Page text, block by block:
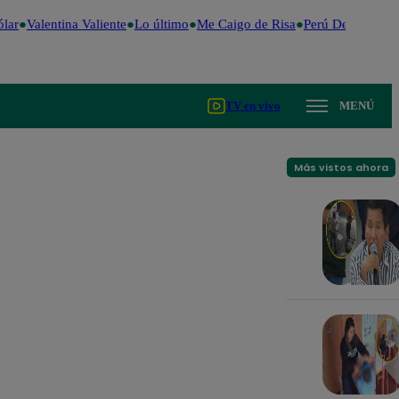
Valentina Valiente Lo último Me Caigo de Risa Perú Decide 2026
TV en vivo MENÚ
Más vistos ahora